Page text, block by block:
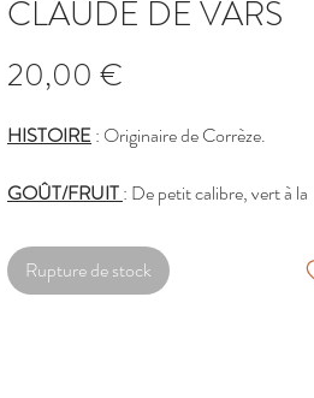
CLAUDE DE VARS
20,00 €
HISTOIRE: Originaire de Corrèze.
GOÛT/FRUIT: De petit calibre, vert à la
gustative.
Rupture de stock